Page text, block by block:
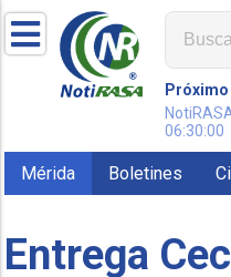
06:30:00
Mérida Boletines
Entrega